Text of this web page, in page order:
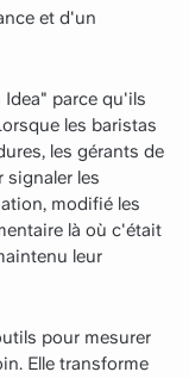
et d'un
parce qu'ils
les baristas
les gérants de
signaler les
modifié les
là où c'était
leur
pour mesurer
Elle transforme